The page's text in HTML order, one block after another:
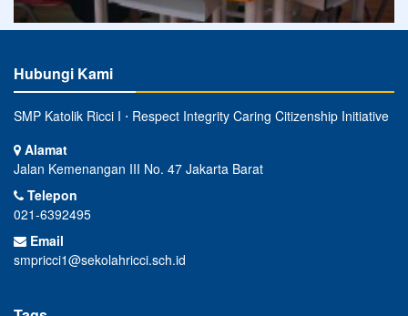
Hubungi Kami
SMP Katolik Ricci I ⋅ Respect Integrity Caring Citizenship Initiative
Alamat
Jalan Kemenangan III No. 47 Jakarta Barat
Telepon
021-6392495
Email
smpricci1@sekolahricci.sch.id